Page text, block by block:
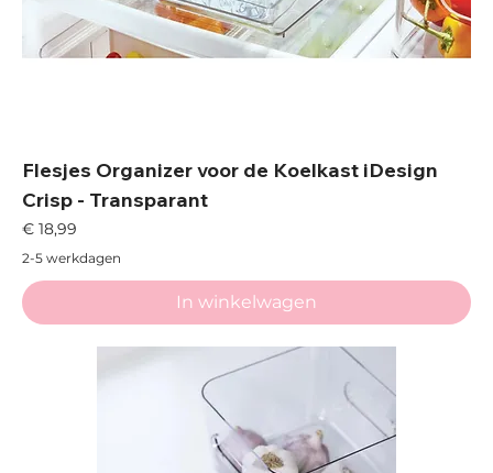
Flesjes Organizer voor de Koelkast iDesign
Crisp - Transparant
Prijs
€ 18,99
2-5 werkdagen
In winkelwagen